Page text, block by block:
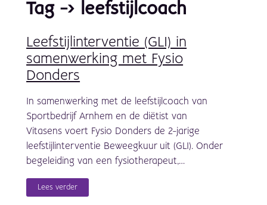
Tag -> leefstijlcoach
Leefstijlinterventie (GLI) in
samenwerking met Fysio
Donders
In samenwerking met de leefstijlcoach van
Sportbedrijf Arnhem en de diëtist van
Vitasens voert Fysio Donders de 2-jarige
leefstijlinterventie Beweegkuur uit (GLI). Onder
begeleiding van een fysiotherapeut,…
Lees verder